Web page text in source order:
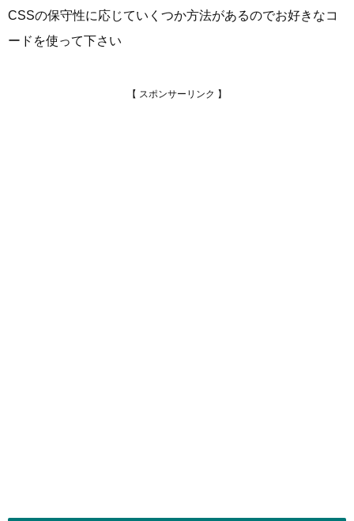
CSSの保守性に応じていくつか方法があるのでお好きなコ
ードを使って下さい